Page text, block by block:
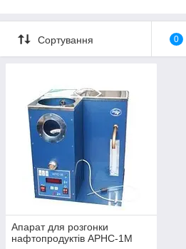
Сортування 0
Апарат для розгонки
нафтопродуктів АРНС-1М